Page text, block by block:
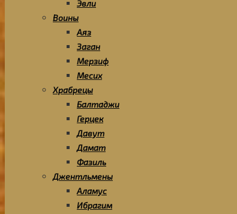
Эвли
Воины
Аяз
Заган
Мерзиф
Месих
Храбрецы
Балтаджи
Герцек
Давут
Дамат
Фазиль
Джентльмены
Аламус
Ибрагим